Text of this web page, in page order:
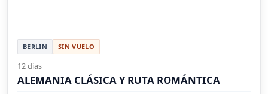
BERLIN SIN VUELO
12 días
ALEMANIA CLÁSICA Y RUTA ROMÁNTICA